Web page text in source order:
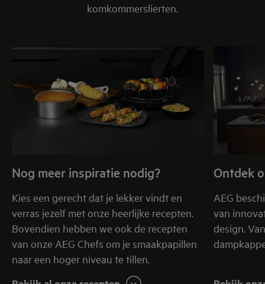
komkommerslierten.
Nog meer inspiratie nodig?
Kies een gerecht dat je lekker vindt en
verras jezelf met onze heerlijke recepten.
Bovendien hebben we ook de recepten
van onze AEG Chefs om je smaakpapillen
naar een hoger niveau te tillen.
Ontdek
AEG
van
design.